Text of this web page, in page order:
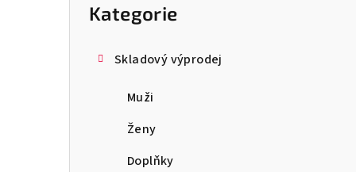
Přeskočit
kategorie
Kategorie
Skladový výprodej
Muži
Ženy
Doplňky